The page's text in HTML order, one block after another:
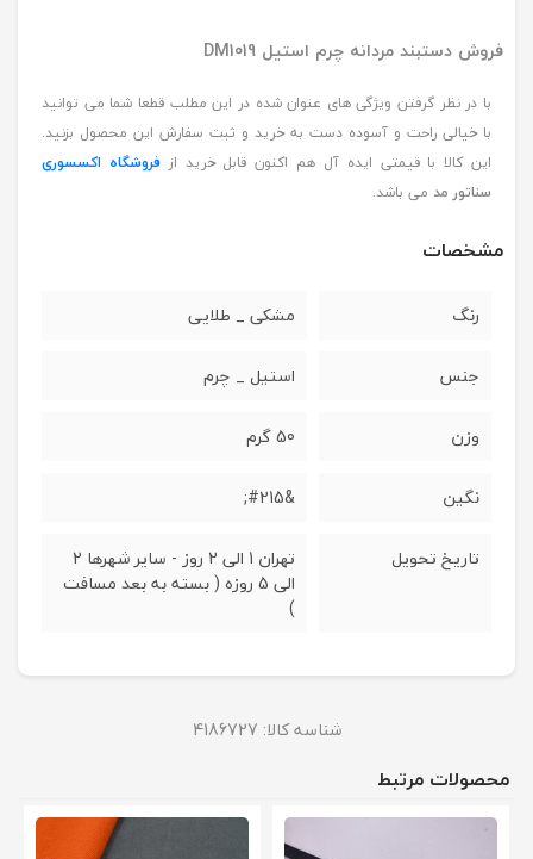
فروش دستبند مردانه چرم استیل DM1019
با در نظر گرفتن ویژگی های عنوان شده در این مطلب قطعا شما می توانید
با خیالی راحت و آسوده دست به خرید و ثبت سفارش این محصول بزنید.
این کالا با قیمتی ایده آل هم اکنون قابل خرید ازفروشگاه اکسسوری
سناتور مد می باشد.
مشخصات
رنگ مشکی _ طلایی
جنس استیل _ چرم
وزن 50 گرم
نگین &#215;
تاریخ تحویل
تهران 1 الی 2 روز - سایر شهرها 2
الی 5 روزه ( بسته به بعد مسافت
)
شناسه کالا: 4186727
محصولات مرتبط